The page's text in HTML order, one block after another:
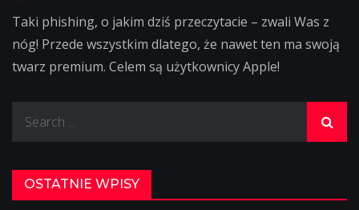
Taki phishing, o jakim dziś przeczytacie – zwali Was z
nóg! Przede wszystkim dlatego, że nawet ten ma swoją
twarz premium. Celem są użytkownicy Apple!
OSTATNIE WPISY